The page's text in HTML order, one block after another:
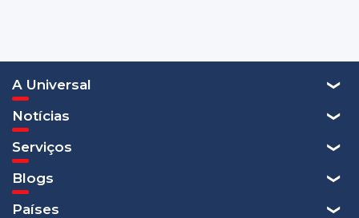
A Universal
Notícias
Serviços
Blogs
Países